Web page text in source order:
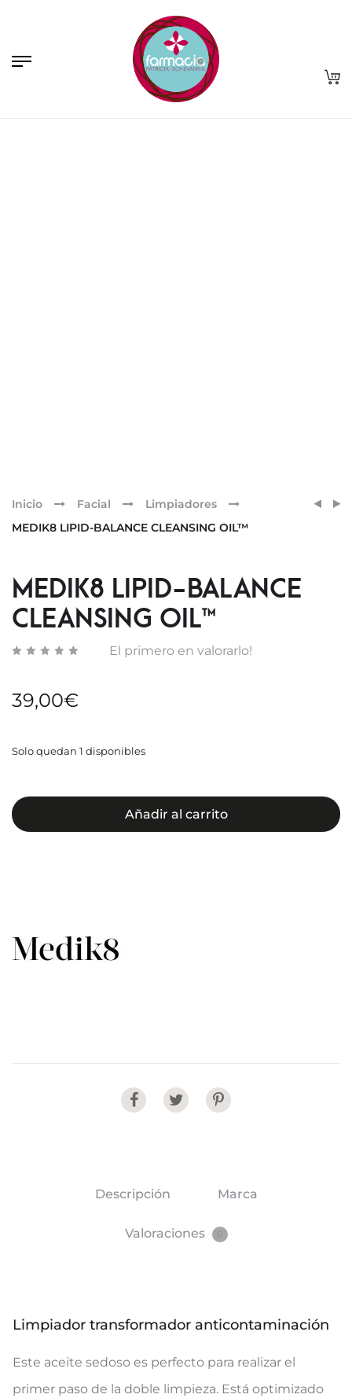
Inicio Facial
Limpiadores
MEDIK8 LIPID-BALANCE CLEANSING OIL™
MEDIK8 LIPID-BALANCE
CLEANSING OIL™
El primero en valorarlo!
39,00€
Solo quedan 1 disponibles
Añadir al carrito
Share
Descripción Marca
Valoraciones
Limpiador transformador anticontaminación
Este aceite sedoso es perfecto para realizar el
primer paso de la doble limpieza. Está optimizado